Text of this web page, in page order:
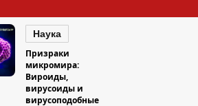
Наука
Призраки
микромира:
Вироиды,
вирусоиды и
вирусоподобные